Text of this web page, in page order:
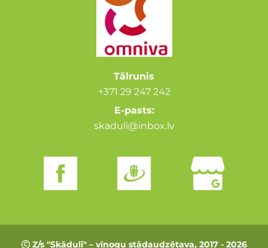
Tālrunis
+371 29 247 242
E-pasts:
skaduli@inbox.lv
Z/s "Skāduļi" – vīnogu stādaudzētava, 2017 - 2026